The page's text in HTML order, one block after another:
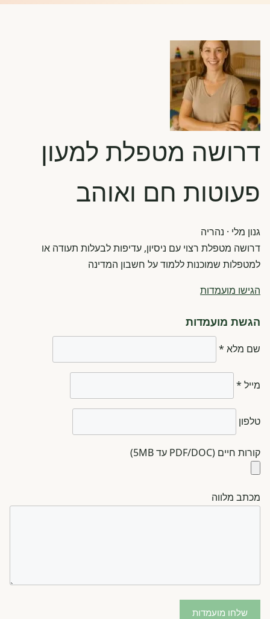
דרושה מטפלת למעון
פעוטות חם ואוהב
גנון מלי · נהריה
דרושה מטפלת רצוי עם ניסיון, עדיפות לבעלות תעודה או
למטפלות שמוכנות ללמוד על חשבון המדינה
הגישו מועמדות
הגשת מועמדות
שם מלא *
מייל *
טלפון
קורות חיים (PDF/DOC עד 5MB)
מכתב מלווה
שלחו מועמדות